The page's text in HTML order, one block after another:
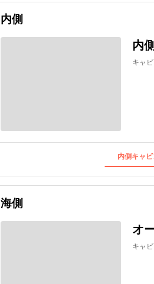
内側
内側
キャ
内側キャ
海側
オ
キャ